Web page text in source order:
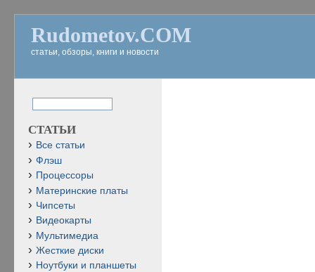
Rudometov.COM
статьи, обзоры, книги и новости
СТАТЬИ
Все статьи
Флэш
Процессоры
Материнские платы
Чипсеты
Видеокарты
Мультимедиа
Жесткие диски
Ноутбуки и планшеты